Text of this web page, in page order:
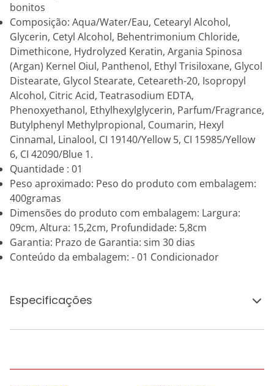
bonitos
Composição: Aqua/Water/Eau, Cetearyl Alcohol,
Glycerin, Cetyl Alcohol, Behentrimonium Chloride,
Dimethicone, Hydrolyzed Keratin, Argania Spinosa
(Argan) Kernel Oiul, Panthenol, Ethyl Trisiloxane, Glycol
Distearate, Glycol Stearate, Ceteareth-20, Isopropyl
Alcohol, Citric Acid, Teatrasodium EDTA,
Phenoxyethanol, Ethylhexylglycerin, Parfum/Fragrance,
Butylphenyl Methylpropional, Coumarin, Hexyl
Cinnamal, Linalool, CI 19140/Yellow 5, CI 15985/Yellow
6, CI 42090/Blue 1.
Quantidade : 01
Peso aproximado: Peso do produto com embalagem:
400gramas
Dimensões do produto com embalagem: Largura:
09cm, Altura: 15,2cm, Profundidade: 5,8cm
Garantia: Prazo de Garantia: sim 30 dias
Conteúdo da embalagem: - 01 Condicionador
Especificações